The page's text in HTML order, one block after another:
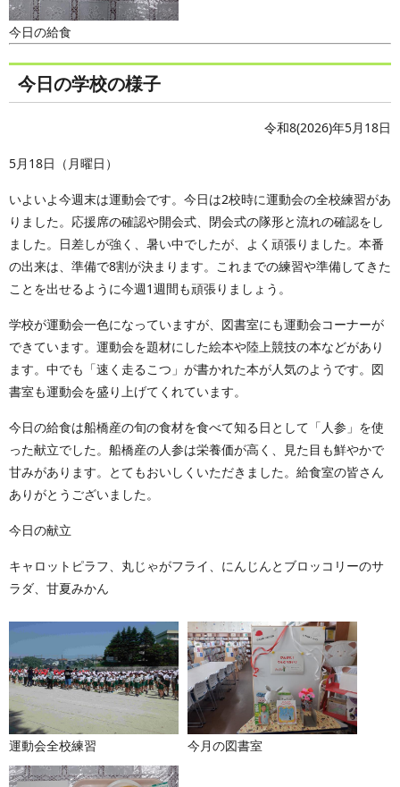
今日の給食
今日の学校の様子
令和8(2026)年5月18日
5月18日（月曜日）
いよいよ今週末は運動会です。今日は2校時に運動会の全校練習があ
りました。応援席の確認や開会式、閉会式の隊形と流れの確認をし
ました。日差しが強く、暑い中でしたが、よく頑張りました。本番
の出来は、準備で8割が決まります。これまでの練習や準備してきた
ことを出せるように今週1週間も頑張りましょう。
学校が運動会一色になっていますが、図書室にも運動会コーナーが
できています。運動会を題材にした絵本や陸上競技の本などがあり
ます。中でも「速く走るこつ」が書かれた本が人気のようです。図
書室も運動会を盛り上げてくれています。
今日の給食は船橋産の旬の食材を食べて知る日として「人参」を使
った献立でした。船橋産の人参は栄養価が高く、見た目も鮮やかで
甘みがあります。とてもおいしくいただきました。給食室の皆さん
ありがとうございました。
今日の献立
キャロットピラフ、丸じゃがフライ、にんじんとブロッコリーのサ
ラダ、甘夏みかん
運動会全校練習 今月の図書室